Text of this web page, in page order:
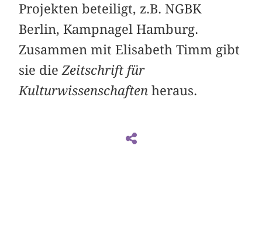
Projekten beteiligt, z.B. NGBK
Berlin, Kampnagel Hamburg.
Zusammen mit Elisabeth Timm gibt
sie dieZeitschrift für
Kulturwissenschaften heraus.